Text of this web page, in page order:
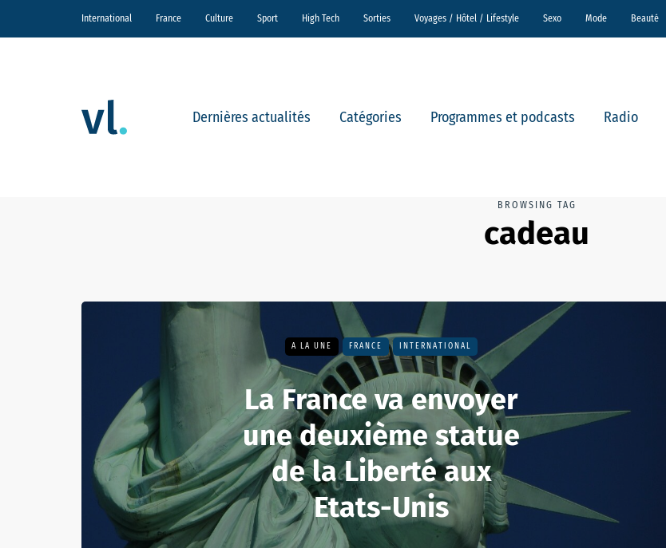
International France Culture Sport High Tech Sorties Voyages / Hôtel / Lifestyle Sexo Mode Beauté
Dernières actualités Catégories Programmes et podcasts Radio
BROWSING TAG
cadeau
A LA UNE FRANCE INTERNATIONAL
La France va envoyer
une deuxième statue
de la Liberté aux
Etats-Unis